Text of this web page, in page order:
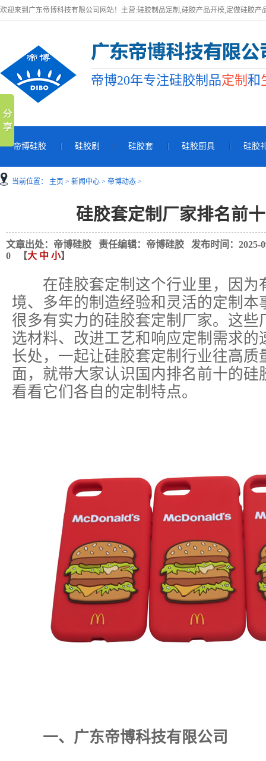
欢迎来到广东帝博科技有限公司网站！主营:硅胶制品定制,硅胶产品开模,定做硅胶产
帝博20年专注硅胶制品定制 和
帝博硅胶 硅胶刷 硅胶套 硅胶厨具 硅胶
当前位置： 主页 > 新闻中心 > 帝博动态 >
硅胶套定制厂家排名前
文章出处：帝博硅胶 责任编辑：帝博硅胶 发布时间：2025-
0 【大 中 小】
在硅胶套定制这个行业里，因为
境、多年的制造经验和灵活的定制本
很多有实力的硅胶套定制厂家。这些
选材料、改进工艺和响应定制需求的
长处，一起让硅胶套定制行业往高质
面，就带大家认识国内排名前十的硅
看看它们各自的定制特点。
一、广东帝博科技有限公司